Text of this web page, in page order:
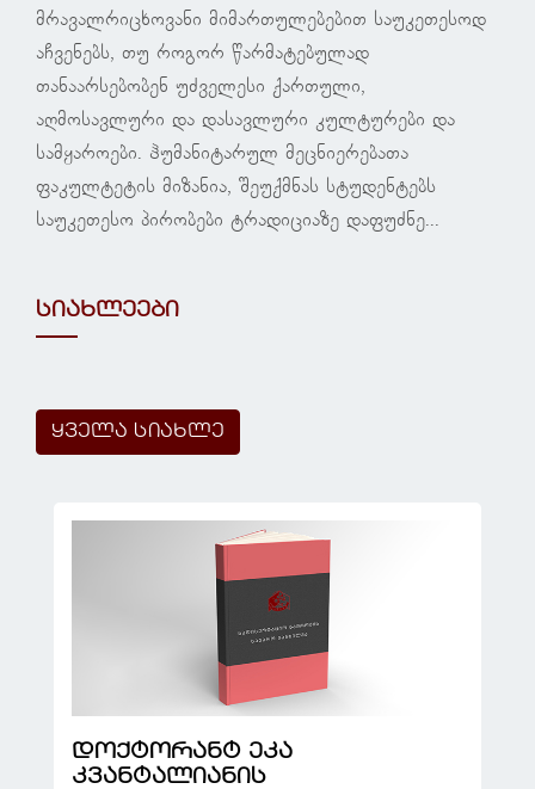
მრავალრიცხოვანი მიმართულებებით საუკეთესოდ
აჩვენებს, თუ როგორ წარმატებულად
თანაარსებობენ უძველესი ქართული,
აღმოსავლური და დასავლური კულტურები და
სამყაროები. ჰუმანიტარულ მეცნიერებათა
ფაკულტეტის მიზანია, შეუქმნას სტუდენტებს
საუკეთესო პირობები ტრადიციაზე დაფუძნე...
სიახლეები
ყველა სიახლე
დოქტორანტ ეკა
კვანტალიანის